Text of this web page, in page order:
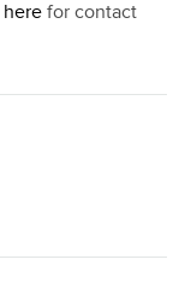
here for contact